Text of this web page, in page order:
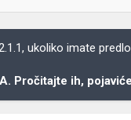
ukoliko imate
Pročitajte ih,